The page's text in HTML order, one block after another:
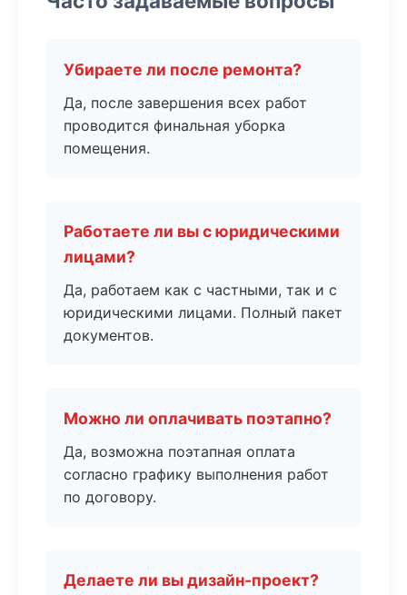
Убираете ли после ремонта?
Да, после завершения всех работ
проводится финальная уборка
помещения.
Работаете ли вы с юридическими
лицами?
Да, работаем как с частными, так и с
юридическими лицами. Полный пакет
документов.
Можно ли оплачивать поэтапно?
Да, возможна поэтапная оплата
согласно графику выполнения работ
по договору.
Делаете ли вы дизайн-проект?